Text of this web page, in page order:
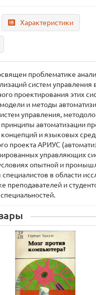
Характеристики
проблематике
систем управления
проектирования этих
и методы
управления,
автоматизации
и языковых
проекта АРИУС
управляющих
опытной и
специалистов в области
преподавателей и